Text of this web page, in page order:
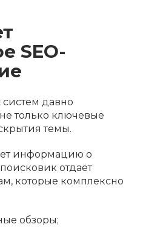
SEO-
давно
только ключевые
темы.
информацию о
отдаёт
которые комплексно
обзоры;